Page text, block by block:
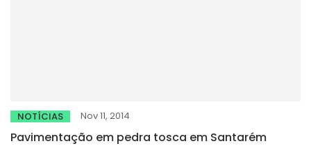
NOTÍCIAS Nov 11, 2014
Pavimentação em pedra tosca em Santarém